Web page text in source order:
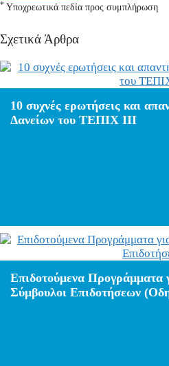
* Υποχρεωτικά πεδία προς συμπλήρωση
Σχετικά Άρθρα
10 συχνές ερωτήσεις και
Δανείων του ΤΕΠΙΧ ΙΙΙ
Επιδοτούμενα Προγράμματα
Σύμβουλοι Επιδοτήσεων